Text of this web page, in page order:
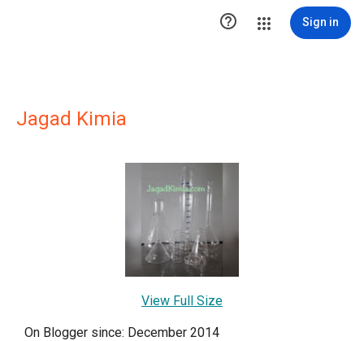
 Sign in
Jagad Kimia
View Full Size
On Blogger since: December 2014